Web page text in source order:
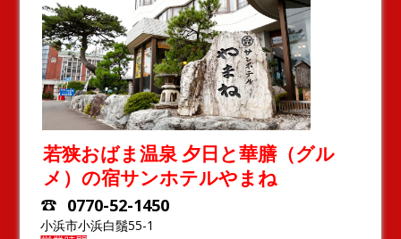
若狭おばま温泉 夕日と華膳（グル
メ）の宿サンホテルやまね
0770-52-1450
小浜市小浜白鬚55-1